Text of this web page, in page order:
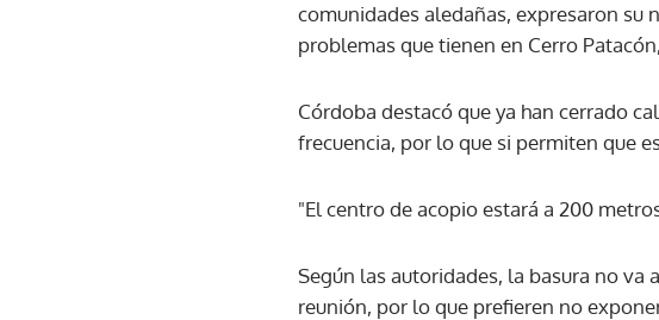
comunidades aledañas, expresaron su
problemas que tienen en Cerro
Córdoba destacó que ya han cerrado
frecuencia, por lo que si permiten que
"El centro de acopio estará a 200
Según las autoridades, la basura no
reunión, por lo que prefieren no